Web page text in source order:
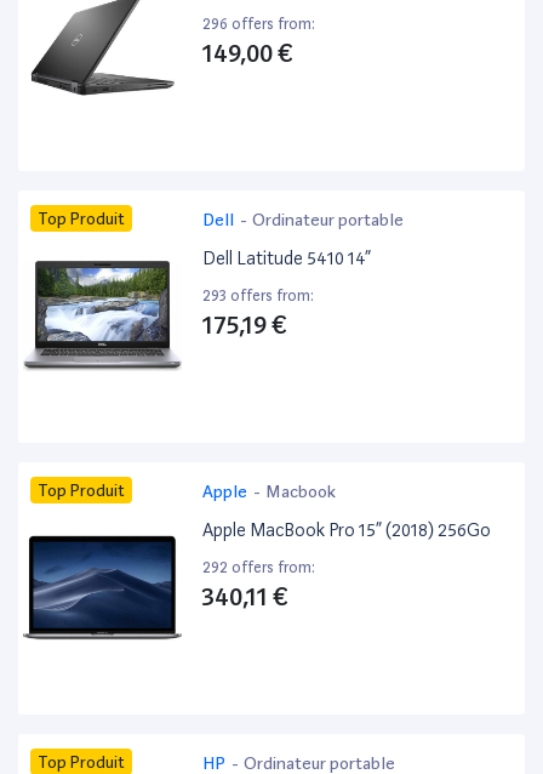
296 offers from:
149,00 €
Top Produit Dell - Ordinateur portable
Dell Latitude 5410 14”
293 offers from:
175,19 €
Top Produit Apple - Macbook
Apple MacBook Pro 15” (2018) 256Go
292 offers from:
340,11 €
Top Produit HP - Ordinateur portable